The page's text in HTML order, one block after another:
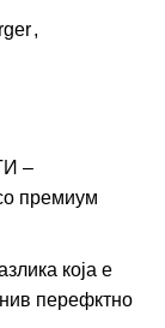
,
–
премиум
која е
перефктно